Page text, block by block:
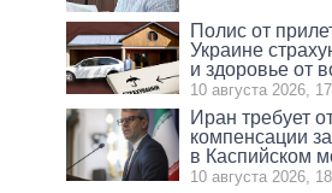
Полис от
Украине
и здоровье от
10 августа 2026,
Иран требует
компенсации
в Каспийском
10 августа 2026,